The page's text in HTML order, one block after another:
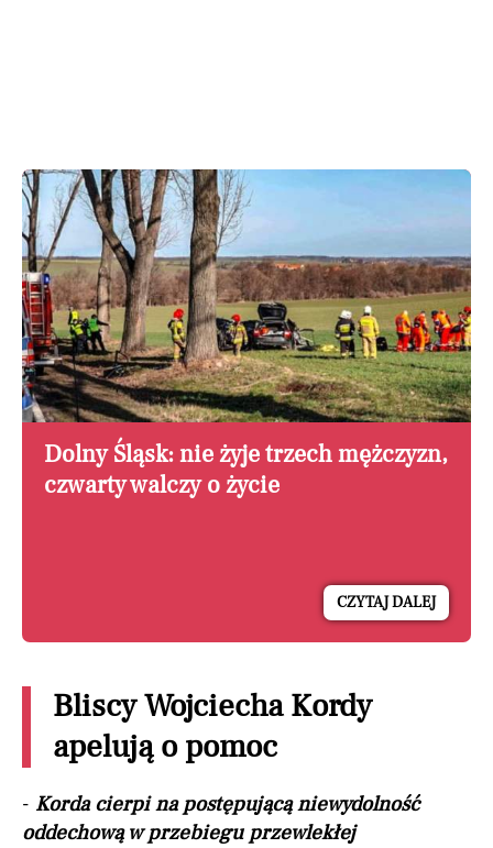
Dolny Śląsk: nie żyje trzech mężczyzn,
czwarty walczy o życie
CZYTAJ DALEJ
Bliscy Wojciecha Kordy
apelują o pomoc
- Korda cierpi na postępującą niewydolność
oddechową w przebiegu przewlekłej